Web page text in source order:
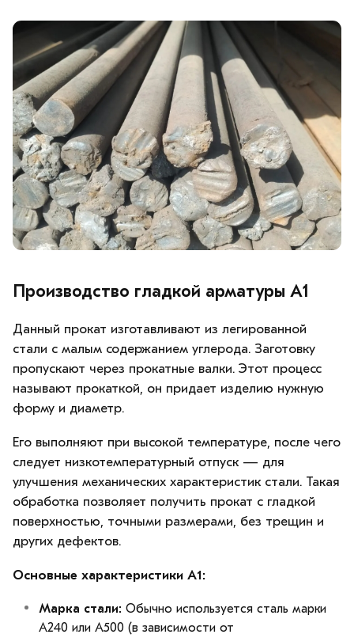
Производство гладкой арматуры А1
Данный прокат изготавливают из легированной
стали с малым содержанием углерода. Заготовку
пропускают через прокатные валки. Этот процесс
называют прокаткой, он придает изделию нужную
форму и диаметр.
Его выполняют при высокой температуре, после чего
следует низкотемпературный отпуск — для
улучшения механических характеристик стали. Такая
обработка позволяет получить прокат с гладкой
поверхностью, точными размерами, без трещин и
других дефектов.
Основные характеристики А1:
Марка стали: Обычно используется сталь марки
A240 или A500 (в зависимости от